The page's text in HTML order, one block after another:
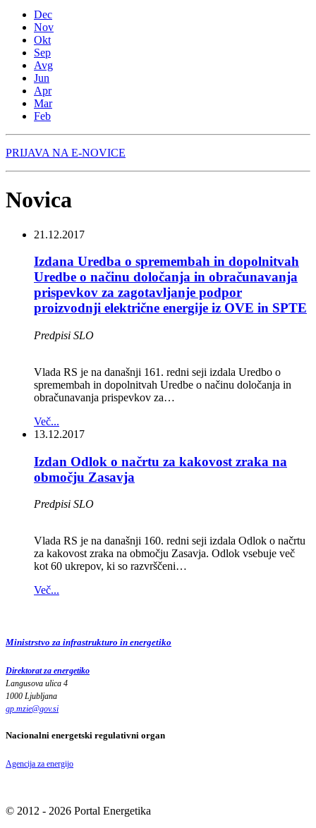
Dec
Nov
Okt
Sep
Avg
Jun
Apr
Mar
Feb
PRIJAVA NA E-NOVICE
Novica
21.12.2017
Izdana Uredba o spremembah in dopolnitvah
Uredbe o načinu določanja in obračunavanja
prispevkov za zagotavljanje podpor
proizvodnji električne energije iz OVE in SPTE
Predpisi SLO
Vlada RS je na današnji 161. redni seji izdala Uredbo o
spremembah in dopolnitvah Uredbe o načinu določanja in
obračunavanja prispevkov za…
Več...
13.12.2017
Izdan Odlok o načrtu za kakovost zraka na
območju Zasavja
Predpisi SLO
Vlada RS je na današnji 160. redni seji izdala Odlok o načrtu
za kakovost zraka na območju Zasavja. Odlok vsebuje več
kot 60 ukrepov, ki so razvrščeni…
Več...
Ministrstvo za infrastrukturo in energetiko
Direktorat za energetiko
Langusova ulica 4
1000 Ljubljana
gp.mzie@gov.si
Nacionalni energetski regulativni organ
Agencija za energijo
© 2012 - 2026 Portal Energetika